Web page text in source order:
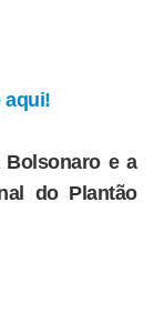
aqui!
e a
do Plantão